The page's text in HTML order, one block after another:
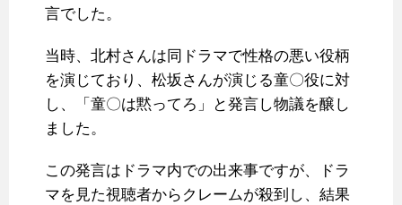
言でした。
当時、北村さんは同ドラマで性格の悪い役柄
を演じており、松坂さんが演じる童〇役に対
し、「童〇は黙ってろ」と発言し物議を醸し
ました。
この発言はドラマ内での出来事ですが、ドラ
マを見た視聴者からクレームが殺到し、結果